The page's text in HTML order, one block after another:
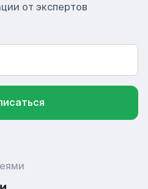
от экспертов